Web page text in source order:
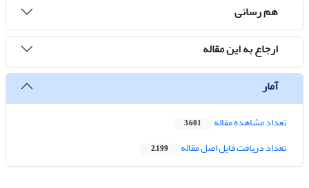
هم رسانی
ارجاع به این مقاله
آمار
تعداد مشاهده مقاله 3,601
تعداد دریافت فایل اصل مقاله 2,199